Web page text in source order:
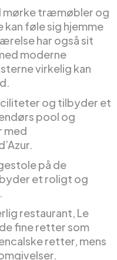
mørke træmøbler og
føle sig hjemme
har også sit
moderne
virkelig kan
og tilbyder et
pool og
med
på de
et roligt og
restaurant, Le
fine retter som
retter, mens